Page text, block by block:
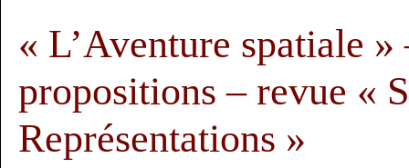
« L’Aventure spatiale »
propositions – revue «
Représentations »